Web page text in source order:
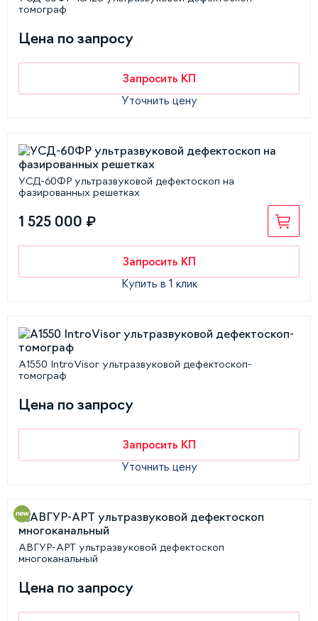
томограф
Цена по запросу
Запросить КП
Уточнить цену
УСД-60ФР ультразвуковой дефектоскоп на
фазированных решетках
1 525 000 ₽
Запросить КП
Купить в 1 клик
А1550 IntroVisor ультразвуковой дефектоскоп-
томограф
Цена по запросу
Запросить КП
Уточнить цену
АВГУР-АРТ ультразвуковой дефектоскоп
многоканальный
Цена по запросу